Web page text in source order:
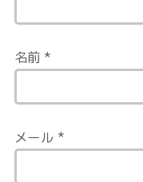
名前 *
メール *